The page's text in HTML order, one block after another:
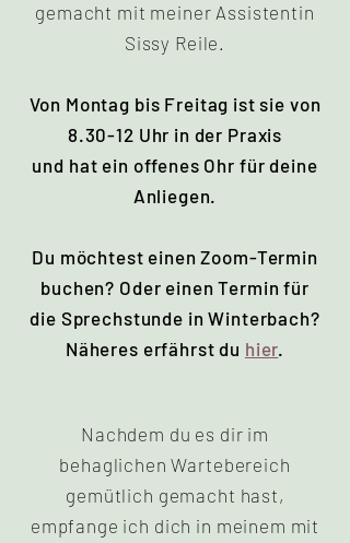
gemacht mit meiner Assistentin
Sissy Reile.
Von Montag bis Freitag ist sie von
8.30-12 Uhr in der Praxis
und hat ein offenes Ohr für deine
Anliegen.
Du möchtest einen Zoom-Termin
buchen? Oder einen Termin für
die Sprechstunde in Winterbach?
Näheres erfährst du hier.
Nachdem du es dir im
behaglichen Wartebereich
gemütlich gemacht hast,
empfange ich dich in meinem mit